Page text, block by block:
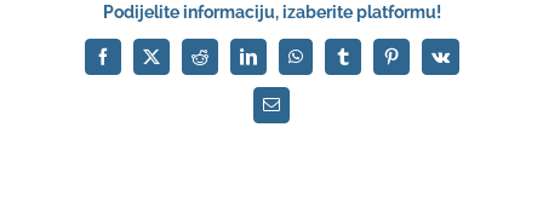
Podijelite informaciju, izaberite platformu!
Facebook
X Reddit LinkedInWhatsAppTumblrPinterest
Vk
Email